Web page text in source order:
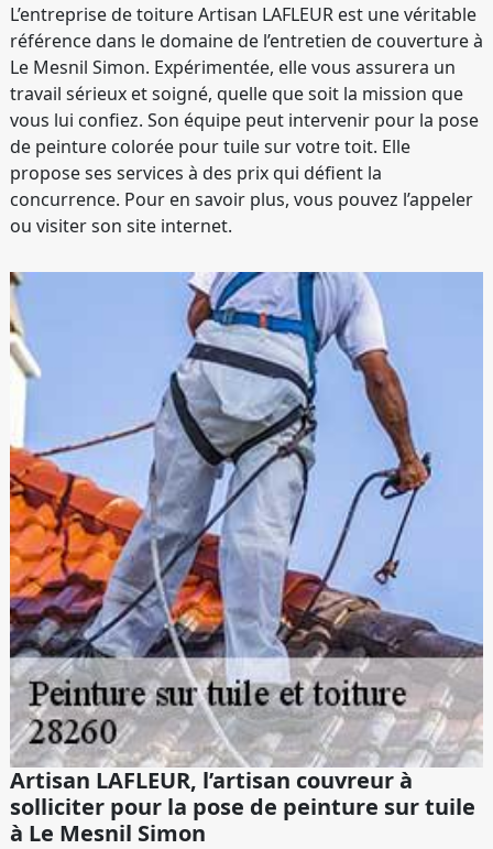
L’entreprise de toiture Artisan LAFLEUR est une véritable
référence dans le domaine de l’entretien de couverture à
Le Mesnil Simon. Expérimentée, elle vous assurera un
travail sérieux et soigné, quelle que soit la mission que
vous lui confiez. Son équipe peut intervenir pour la pose
de peinture colorée pour tuile sur votre toit. Elle
propose ses services à des prix qui défient la
concurrence. Pour en savoir plus, vous pouvez l’appeler
ou visiter son site internet.
Artisan LAFLEUR, l’artisan couvreur à
solliciter pour la pose de peinture sur tuile
à Le Mesnil Simon